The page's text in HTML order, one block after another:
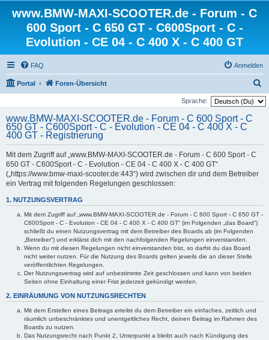
www.BMW-MAXI-SCOOTER.de - Forum - C
600 Sport - C 650 GT - C600Sport - C -
Evolution - CE 04 - C 400 X - C 400 GT
FAQ Anmelden
Portal Foren-Übersicht
u
Sprache:
www.BMW-MAXI-SCOOTER.de - Forum - C 600 Sport - C
650 GT - C600Sport - C - Evolution - CE 04 - C 400 X - C
400 GT - Registrierung
Mit dem Zugriff auf „www.BMW-MAXI-SCOOTER.de - Forum - C 600 Sport - C
650 GT - C600Sport - C - Evolution - CE 04 - C 400 X - C 400 GT“
(„https://www.bmw-maxi-scooter.de:443“) wird zwischen dir und dem Betreiber
ein Vertrag mit folgenden Regelungen geschlossen:
1. NUTZUNGSVERTRAG
Mit dem Zugriff auf „www.BMW-MAXI-SCOOTER.de - Forum - C 600 Sport - C 650 GT -
C600Sport - C - Evolution - CE 04 - C 400 X - C 400 GT“ (im Folgenden „das Board“)
schließt du einen Nutzungsvertrag mit dem Betreiber des Boards ab (im Folgenden
„Betreiber“) und erklärst dich mit den nachfolgenden Regelungen einverstanden.
Wenn du mit diesen Regelungen nicht einverstanden bist, so darfst du das Board
nicht weiter nutzen. Für die Nutzung des Boards gelten jeweils die an dieser Stelle
veröffentlichten Regelungen.
Der Nutzungsvertrag wird auf unbestimmte Zeit geschlossen und kann von beiden
Seiten ohne Einhaltung einer Frist jederzeit gekündigt werden.
2. EINRÄUMUNG VON NUTZUNGSRECHTEN
Mit dem Erstellen eines Beitrags erteilst du dem Betreiber ein einfaches, zeitlich und
räumlich unbeschränktes und unentgeltliches Recht, deinen Beitrag im Rahmen des
Boards zu nutzen.
Das Nutzungsrecht nach Punkt 2, Unterpunkt a bleibt auch nach Kündigung des